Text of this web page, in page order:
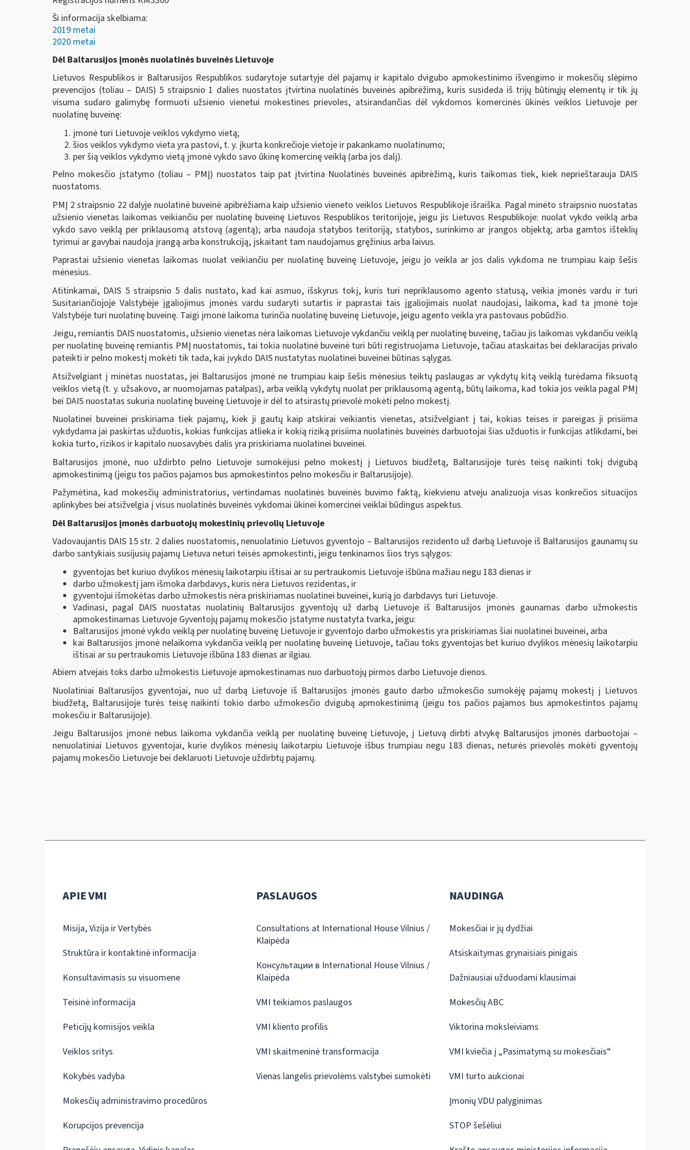
Ši informacija skelbiama:
2019 metai
2020 metai
Dėl Baltarusijos įmonės nuolatinės buveinės Lietuvoje
Lietuvos Respublikos ir Baltarusijos Respublikos sudarytoje sutartyje dėl pajamų ir kapitalo dvigubo apmokestinimo išvengimo ir mokesčių slėpimo
prevencijos (toliau ‒ DAIS) 5 straipsnio 1 dalies nuostatos įtvirtina nuolatinės buveinės apibrėžimą, kuris susideda iš trijų būtinųjų elementų ir tik jų
visuma sudaro galimybę formuoti užsienio vienetui mokestines prievoles, atsirandančias dėl vykdomos komercinės ūkinės veiklos Lietuvoje per
nuolatinę buveinę:
įmonė turi Lietuvoje veiklos vykdymo vietą;
šios veiklos vykdymo vieta yra pastovi, t. y. įkurta konkrečioje vietoje ir pakankamo nuolatinumo;
per šią veiklos vykdymo vietą įmonė vykdo savo ūkinę komercinę veiklą (arba jos dalį).
Pelno mokesčio įstatymo (toliau – PMĮ) nuostatos taip pat įtvirtina Nuolatinės buveinės apibrėžimą, kuris taikomas tiek, kiek neprieštarauja DAIS
nuostatoms.
PMĮ 2 straipsnio 22 dalyje nuolatinė buveinė apibrėžiama kaip užsienio vieneto veiklos Lietuvos Respublikoje išraiška. Pagal minėto straipsnio nuostatas
užsienio vienetas laikomas veikiančiu per nuolatinę buveinę Lietuvos Respublikos teritorijoje, jeigu jis Lietuvos Respublikoje: nuolat vykdo veiklą arba
vykdo savo veiklą per priklausomą atstovą (agentą); arba naudoja statybos teritoriją, statybos, surinkimo ar įrangos objektą; arba gamtos išteklių
tyrimui ar gavybai naudoja įrangą arba konstrukciją, įskaitant tam naudojamus gręžinius arba laivus.
Paprastai užsienio vienetas laikomas nuolat veikiančiu per nuolatinę buveinę Lietuvoje, jeigu jo veikla ar jos dalis vykdoma ne trumpiau kaip šešis
mėnesius.
Atitinkamai, DAIS 5 straipsnio 5 dalis nustato, kad kai asmuo, išskyrus tokį, kuris turi nepriklausomo agento statusą, veikia įmonės vardu ir turi
Susitariančiojoje Valstybėje įgaliojimus įmonės vardu sudaryti sutartis ir paprastai tais įgaliojimais nuolat naudojasi, laikoma, kad ta įmonė toje
Valstybėje turi nuolatinę buveinę. Taigi įmonė laikoma turinčia nuolatinę buveinę Lietuvoje, jeigu agento veikla yra pastovaus pobūdžio.
Jeigu, remiantis DAIS nuostatomis, užsienio vienetas nėra laikomas Lietuvoje vykdančiu veiklą per nuolatinę buveinę, tačiau jis laikomas vykdančiu veiklą
per nuolatinę buveinę remiantis PMĮ nuostatomis, tai tokia nuolatinė buveinė turi būti registruojama Lietuvoje, tačiau ataskaitas bei deklaracijas privalo
pateikti ir pelno mokestį mokėti tik tada, kai įvykdo DAIS nustatytas nuolatinei buveinei būtinas sąlygas.
Atsižvelgiant į minėtas nuostatas, jei Baltarusijos įmonė ne trumpiau kaip šešis mėnesius teiktų paslaugas ar vykdytų kitą veiklą turėdama fiksuotą
veiklos vietą (t. y. užsakovo, ar nuomojamas patalpas), arba veiklą vykdytų nuolat per priklausomą agentą, būtų laikoma, kad tokia jos veikla pagal PMĮ
bei DAIS nuostatas sukuria nuolatinę buveinę Lietuvoje ir dėl to atsirastų prievolė mokėti pelno mokestį.
Nuolatinei buveinei priskiriama tiek pajamų, kiek ji gautų kaip atskirai veikiantis vienetas, atsižvelgiant į tai, kokias teises ir pareigas ji prisiima
vykdydama jai paskirtas užduotis, kokias funkcijas atlieka ir kokią riziką prisiima nuolatinės buveinės darbuotojai šias užduotis ir funkcijas atlikdami, bei
kokia turto, rizikos ir kapitalo nuosavybės dalis yra priskiriama nuolatinei buveinei.
Baltarusijos įmonė, nuo uždirbto pelno Lietuvoje sumokėjusi pelno mokestį į Lietuvos biudžetą, Baltarusijoje turės teisę naikinti tokį dvigubą
apmokestinimą (jeigu tos pačios pajamos bus apmokestintos pelno mokesčiu ir Baltarusijoje).
Pažymėtina, kad mokesčių administratorius, vertindamas nuolatinės buveinės buvimo faktą, kiekvienu atveju analizuoja visas konkrečios situacijos
aplinkybes bei atsižvelgia į visus nuolatinės buveinės vykdomai ūkinei komercinei veiklai būdingus aspektus.
Dėl Baltarusijos įmonės darbuotojų mokestinių prievolių Lietuvoje
Vadovaujantis DAIS 15 str. 2 dalies nuostatomis, nenuolatinio Lietuvos gyventojo ‒ Baltarusijos rezidento už darbą Lietuvoje iš Baltarusijos gaunamų su
darbo santykiais susijusių pajamų Lietuva neturi teisės apmokestinti, jeigu tenkinamos šios trys sąlygos:
gyventojas bet kuriuo dvylikos mėnesių laikotarpiu ištisai ar su pertraukomis Lietuvoje išbūna mažiau negu 183 dienas ir
darbo užmokestį jam išmoka darbdavys, kuris nėra Lietuvos rezidentas, ir
gyventojui išmokėtas darbo užmokestis nėra priskiriamas nuolatinei buveinei, kurią jo darbdavys turi Lietuvoje.
Vadinasi, pagal DAIS nuostatas nuolatinių Baltarusijos gyventojų už darbą Lietuvoje iš Baltarusijos įmonės gaunamas darbo užmokestis
apmokestinamas Lietuvoje Gyventojų pajamų mokesčio įstatyme nustatyta tvarka, jeigu:
Baltarusijos įmonė vykdo veiklą per nuolatinę buveinę Lietuvoje ir gyventojo darbo užmokestis yra priskiriamas šiai nuolatinei buveinei, arba
kai Baltarusijos įmonė nelaikoma vykdančia veiklą per nuolatinę buveinę Lietuvoje, tačiau toks gyventojas bet kuriuo dvylikos mėnesių laikotarpiu
ištisai ar su pertraukomis Lietuvoje išbūna 183 dienas ar ilgiau.
Abiem atvejais toks darbo užmokestis Lietuvoje apmokestinamas nuo darbuotojų pirmos darbo Lietuvoje dienos.
Nuolatiniai Baltarusijos gyventojai, nuo už darbą Lietuvoje iš Baltarusijos įmonės gauto darbo užmokesčio sumokėję pajamų mokestį į Lietuvos
biudžetą, Baltarusijoje turės teisę naikinti tokio darbo užmokesčio dvigubą apmokestinimą (jeigu tos pačios pajamos bus apmokestintos pajamų
mokesčiu ir Baltarusijoje).
Jeigu Baltarusijos įmonė nebus laikoma vykdančia veiklą per nuolatinę buveinę Lietuvoje, į Lietuvą dirbti atvykę Baltarusijos įmonės darbuotojai –
nenuolatiniai Lietuvos gyventojai, kurie dvylikos mėnesių laikotarpiu Lietuvoje išbus trumpiau negu 183 dienas, neturės prievolės mokėti gyventojų
pajamų mokesčio Lietuvoje bei deklaruoti Lietuvoje uždirbtų pajamų.
APIE VMI
Misija, Vizija ir Vertybės
Struktūra ir kontaktinė informacija
Konsultavimasis su visuomene
Teisinė informacija
Peticijų komisijos veikla
Veiklos sritys
Kokybės vadyba
Mokesčių administravimo procedūros
Korupcijos prevencija
PASLAUGOS
Consultations at International House Vilnius /
Klaipėda
Консультации в International House Vilnius /
Klaipėda
VMI teikiamos paslaugos
VMI kliento profilis
VMI skaitmeninė transformacija
Vienas langelis prievolėms valstybei sumokėti
NAUDINGA
Mokesčiai ir jų dydžiai
Atsiskaitymas grynaisiais pinigais
Dažniausiai užduodami klausimai
Mokesčių ABC
Viktorina moksleiviams
VMI kviečia į „Pasimatymą su mokesčiais“
VMI turto aukcionai
Įmonių VDU palyginimas
STOP šešėliui